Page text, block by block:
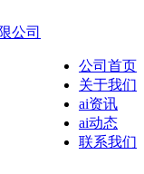
公司首页
关于我们
ai资讯
ai动态
联系我们